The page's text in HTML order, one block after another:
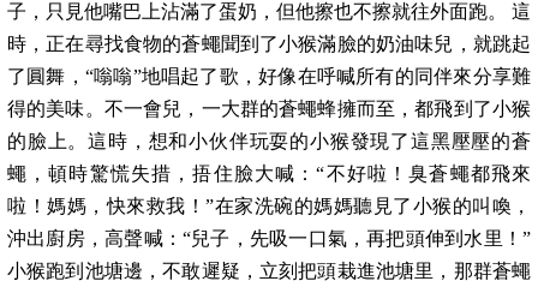
子，只見他嘴巴上沾滿了蛋奶，但他擦也不擦就往外面跑。 這
時，正在尋找食物的蒼蠅聞到了小猴滿臉的奶油味兒，就跳起
了圓舞，“嗡嗡”地唱起了歌，好像在呼喊所有的同伴來分享難
得的美味。不一會兒，一大群的蒼蠅蜂擁而至，都飛到了小猴
的臉上。這時，想和小伙伴玩耍的小猴發現了這黑壓壓的蒼
蠅，頓時驚慌失措，捂住臉大喊：“不好啦！臭蒼蠅都飛來
啦！媽媽，快來救我！”在家洗碗的媽媽聽見了小猴的叫喚，
沖出廚房，高聲喊：“兒子，先吸一口氣，再把頭伸到水里！”
小猴跑到池塘邊，不敢遲疑，立刻把頭栽進池塘里，那群蒼蠅